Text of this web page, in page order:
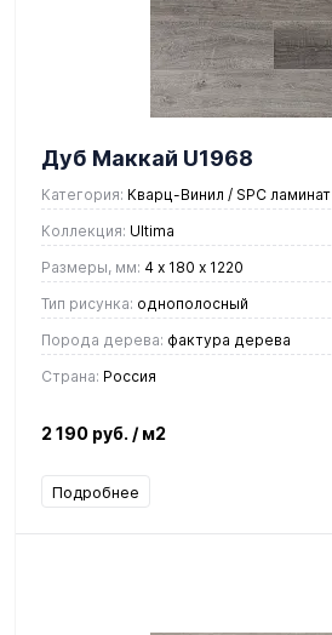
Дуб Маккай U1968
Категория: Кварц-Винил / SPC ламинат
Коллекция: Ultima
Размеры, мм: 4 х 180 х 1220
Тип рисунка: однополосный
Порода дерева: фактура дерева
Страна: Россия
2 190 руб. / м2
Подробнее